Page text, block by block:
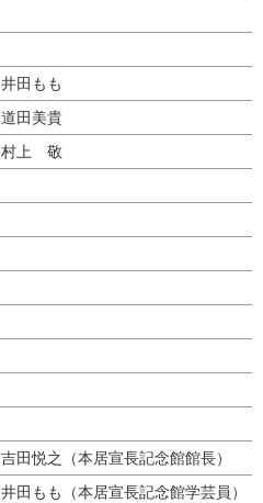
井田もも
道田美貴
村上 敬
吉田悦之（本居宣長記念館館長）
井田もも（本居宣長記念館学芸員）